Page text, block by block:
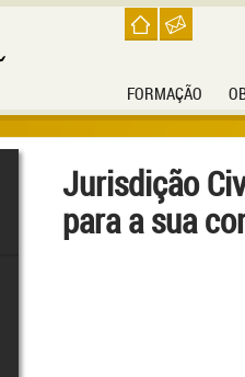
FORMAÇÃO
Jurisdição
para a sua